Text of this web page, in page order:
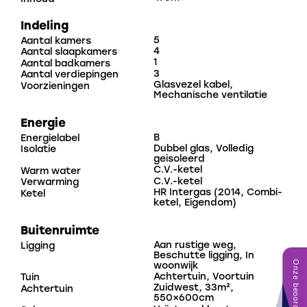
De woning is netjes afgewerkt en voorzien van een
luxe keuken, een moderne badkamer en een modern
toilet op de begane grond. Alle verdiepingen zijn
afgewerkt met een nette laminaatvloer. Momenteel
beschikt de woning over vier slaapkamers, maar op
te realiseren, waardoor het totaal op vijf
slaapkamers komt.
Plan een bezichtiging en ontdek zelf de
mogelijkheden bij deze leuke hoekwoning!
Indeling:
Via de entree kom je in de hal met meterkast,
Indeling
Aantal kamers
5
Aantal slaapkamers
4
Aantal badkamers
1
Aantal verdiepingen
3
Voorzieningen
Glasvezel kabel,
Mechanische ventilatie
Energie
Energielabel
B
Isolatie
Dubbel glas, Volledig
geisoleerd
Warm water
C.V.-ketel
Verwarming
C.V.-ketel
Ketel
HR Intergas (2014, Combi-
ketel, Eigendom)
Buitenruimte
Ligging
Aan rustige weg,
Beschutte ligging, In
woonwijk
Tuin
Achtertuin, Voortuin
Achtertuin
Zuidwest, 33m²,
550×600cm